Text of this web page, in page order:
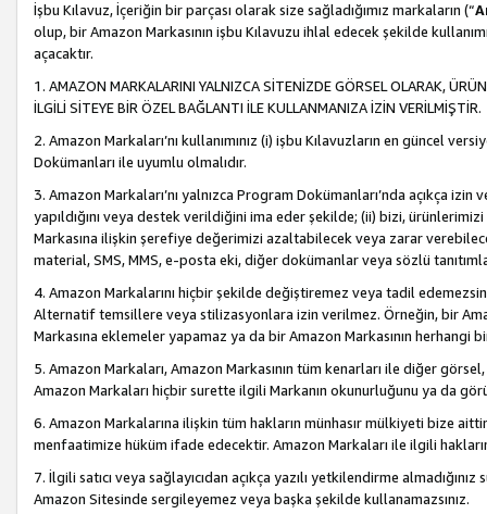
İşbu Kılavuz, İçeriğin bir parçası olarak size sağladığımız markaların (“
olup, bir Amazon Markasının işbu Kılavuzu ihlal edecek şekilde
açacaktır.
1. AMAZON MARKALARINI YALNIZCA SİTENİZDE GÖRSEL OLARAK,
İLGİLİ SİTEYE BİR ÖZEL BAĞLANTI İLE KULLANMANIZA İZİN VERİLMİŞTİR.
2. Amazon Markaları’nı kullanımınız (i) işbu Kılavuzların en güncel
Dokümanları ile uyumlu olmalıdır.
3. Amazon Markaları’nı yalnızca Program Dokümanları’nda açıkça
yapıldığını veya destek verildiğini ima eder şekilde; (ii) bizi,
Markasına ilişkin şerefiye değerimizi azaltabilecek veya zarar
material, SMS, MMS, e-posta eki, diğer dokümanlar veya sözlü
4. Amazon Markalarını hiçbir şekilde değiştiremez veya tadil
Alternatif temsillere veya stilizasyonlara izin verilmez. Örneğin, bir
Markasına eklemeler yapamaz ya da bir Amazon Markasının herhangi
5. Amazon Markaları, Amazon Markasının tüm kenarları ile diğer
Amazon Markaları hiçbir surette ilgili Markanın okunurluğunu ya da
6. Amazon Markalarına ilişkin tüm hakların münhasır mülkiyeti bize
menfaatimize hüküm ifade edecektir. Amazon Markaları ile ilgili
7. İlgili satıcı veya sağlayıcıdan açıkça yazılı yetkilendirme
Amazon Sitesinde sergileyemez veya başka şekilde kullanamazsınız.